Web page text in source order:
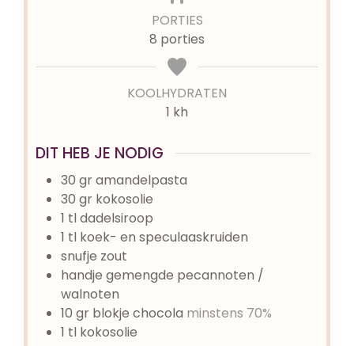
PORTIES
8 porties
KOOLHYDRATEN
1 kh
DIT HEB JE NODIG
30 gramandelpasta
30 gr kokosolie
1 tldadelsiroop
1 tl koek- en speculaaskruiden
snufje zout
handje gemengde pecannoten /
walnoten
10 gr blokje chocola minstens 70%
1 tl kokosolie